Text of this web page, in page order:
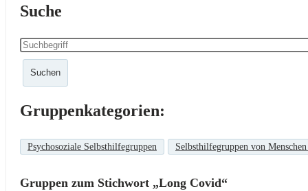
Suche
Suchen
Gruppenkategorien:
Psychosoziale Selbsthilfegruppen Selbsthilfegruppen von
Gruppen zum Stichwort „Long Covid“